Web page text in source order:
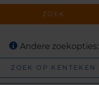
ZOEK
Andere zoekopties:
ZOEK OP KENTEKEN